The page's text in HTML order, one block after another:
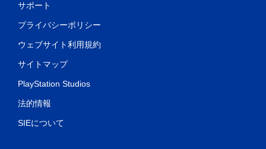
サポート
プライバシーポリシー
ウェブサイト利用規約
サイトマップ
PlayStation Studios
法的情報
SIEについて